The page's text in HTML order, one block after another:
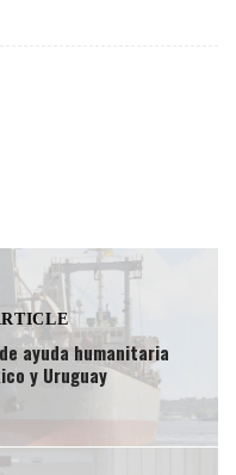
ayuda humanitaria
y Uruguay